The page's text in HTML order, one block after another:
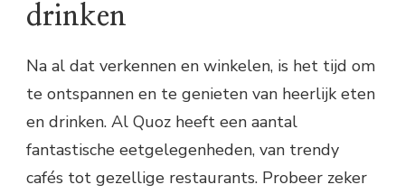
drinken
Na al dat verkennen en winkelen, is het tijd om
te ontspannen en te genieten van heerlijk eten
en drinken. Al Quoz heeft een aantal
fantastische eetgelegenheden, van trendy
cafés tot gezellige restaurants. Probeer zeker